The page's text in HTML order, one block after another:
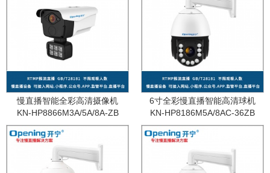
慢直播智能全彩高清摄像机
KN-HP8866M3A/5A/8A-ZB
6寸全彩慢直播智能高清球机
KN-HP8186M5A/8AC-36ZB